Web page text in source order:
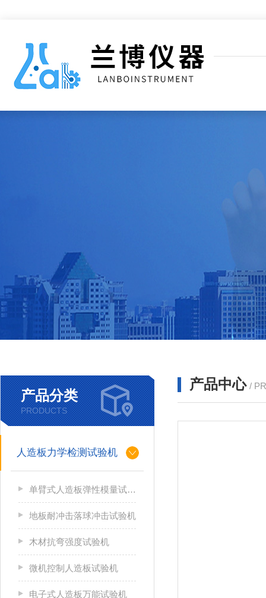
产品分类
PRODUCTS
人造板力学检测试验机
单臂式人造板弹性模量试验机
地板耐冲击落球冲击试验机
木材抗弯强度试验机
微机控制人造板试验机
电子式人造板万能试验机
产品中心 /